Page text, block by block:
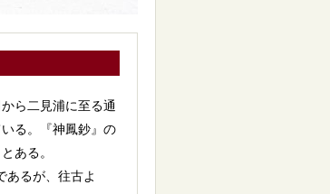
ら二見浦に至る通
る。『神鳳鈔』の
ある。
るが、往古よ